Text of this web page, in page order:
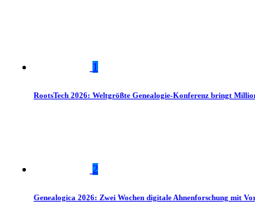
1
RootsTech 2026: Weltgrößte Genealogie-Konferenz bringt
2
Genealogica 2026: Zwei Wochen digitale Ahnenforschung mit